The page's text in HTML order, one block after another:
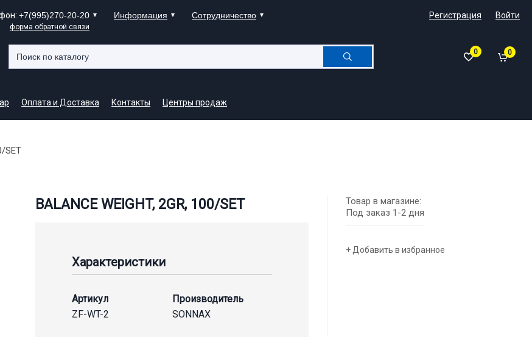
+7(995)270-20-20
форма обратной связи
Информация Сотрудничество Регистрация Войти
0 0
Оплата и Доставка Контакты Центры продаж
SET
BALANCE WEIGHT, 2GR, 100/SET
Характеристики
Артикул
ZF-WT-2
Производитель
SONNAX
Товар в магазине:
Под заказ 1-2 дня
+ Добавить в избранное